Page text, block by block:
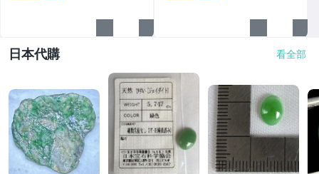
日本代購 看全部